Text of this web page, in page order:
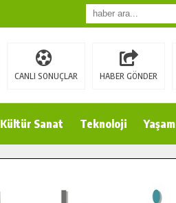
CANLI SONUÇLAR HABER GÖNDER
Kültür Sanat Teknoloji Yaşam